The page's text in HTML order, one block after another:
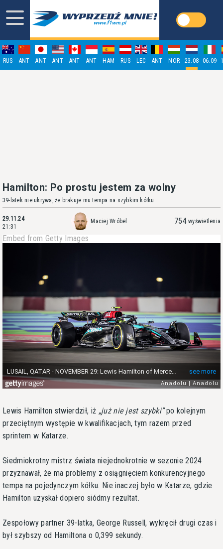
RUS ANT ANT ANT ANT ANT HAM RUS LEC ANT NOR 23.08 06.09
Hamilton: Po prostu jestem za wolny
39-latek nie ukrywa, że brakuje mu tempa na szybkim kółku.
29.11.24
21:31
Maciej Wróbel 754 wyświetlenia
Embed from Getty Images
Lewis Hamilton stwierdził, iż już nie jest szybki po kolejnym
przeciętnym występie w kwalifikacjach, tym razem przed
sprintem w Katarze.
Siedmiokrotny mistrz świata niejednokrotnie w sezonie 2024
przyznawał, że ma problemy z osiągnięciem konkurencyjnego
tempa na pojedynczym kółku. Nie inaczej było w Katarze, gdzie
Hamilton uzyskał dopiero siódmy rezultat.
Zespołowy partner 39-latka, George Russell, wykręcił drugi czas i
był szybszy od Hamiltona o 0,399 sekundy.